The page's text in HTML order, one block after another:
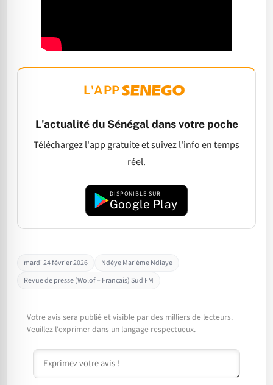
L'APP
L'actualité du Sénégal dans votre poche
Téléchargez l'app gratuite et suivez l'info en temps
réel.
DISPONIBLE SUR
Google Play
mardi 24 février 2026
Ndèye Marième Ndiaye
Revue de presse (Wolof – Français) Sud FM
Votre avis sera publié et visible par des milliers de lecteurs.
Veuillez l'exprimer dans un langage respectueux.
Commentaire